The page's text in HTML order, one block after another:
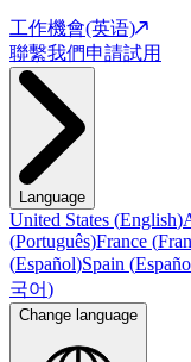
工作機會(英语)
聯繫我們申請試用
Language
United States (English)
(Português)France (
(Español)Spain (
국어)
Change language